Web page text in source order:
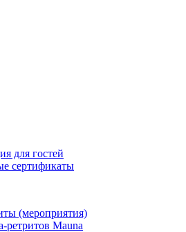
для гостей
сертификаты
(мероприятия)
ретритов Mauna